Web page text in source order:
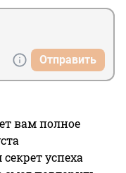
Отправить
вам полное
успеха